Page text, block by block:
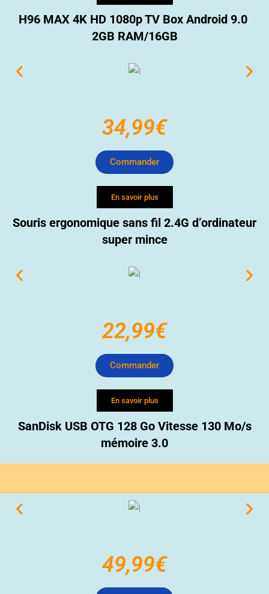
H96 MAX 4K HD 1080p TV Box Android 9.0
2GB RAM/16GB
34,99€
Commander
En savoir plus
Souris ergonomique sans fil 2.4G d’ordinateur
super mince
22,99€
Commander
En savoir plus
SanDisk USB OTG 128 Go Vitesse 130 Mo/s
mémoire 3.0
49,99€